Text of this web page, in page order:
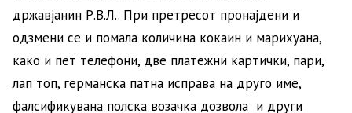
државјанин Р.В.Л.. При претресот пронајдени и
одзмени се и помала количина кокаин и марихуана,
како и пет телефони, две платежни картички, пари,
лап топ, германска патна исправа на друго име,
фалсификувана полска возачка дозвола и други